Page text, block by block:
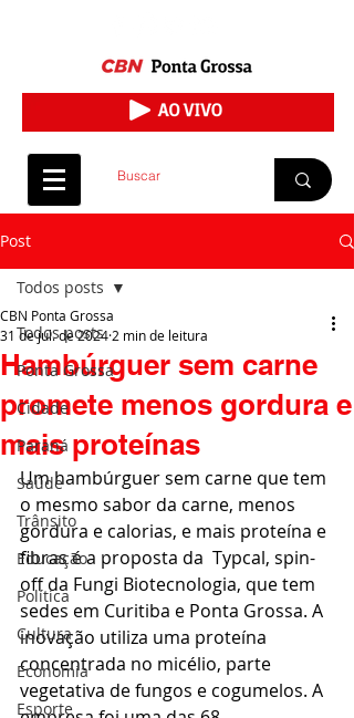
Post
Todos posts
Ponta Grossa
Cidade
Paraná
Saúde
Trânsito
Educação
Política
Cultura
Economia
Esporte
Todos posts
Hambúrguer sem carne
promete menos gordura e
mais proteínas
CBN Ponta Grossa
31 de jul. de 2024 2 min de leitura
Um hambúrguer sem carne que tem
o mesmo sabor da carne, menos
gordura e calorias, e mais proteína e
fibras é a proposta da  Typcal, spin-
off da Fungi Biotecnologia, que tem
sedes em Curitiba e Ponta Grossa. A
inovação utiliza uma proteína
concentrada no micélio, parte
vegetativa de fungos e cogumelos. A